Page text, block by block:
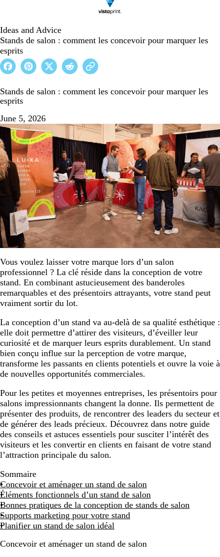
Ideas and Advice
Stands de salon : comment les concevoir pour marquer les
esprits
Stands de salon : comment les concevoir pour marquer les
esprits
June 5, 2026
Vous voulez laisser votre marque lors d’un salon
professionnel ? La clé réside dans la conception de votre
stand. En combinant astucieusement des banderoles
remarquables et des présentoirs attrayants, votre stand peut
vraiment sortir du lot.
La conception d’un stand va au-delà de sa qualité esthétique :
elle doit permettre d’attirer des visiteurs, d’éveiller leur
curiosité et de marquer leurs esprits durablement. Un stand
bien conçu influe sur la perception de votre marque,
transforme les passants en clients potentiels et ouvre la voie à
de nouvelles opportunités commerciales.
Pour les petites et moyennes entreprises, les présentoirs pour
salons impressionnants changent la donne. Ils permettent de
présenter des produits, de rencontrer des leaders du secteur et
de générer des leads précieux. Découvrez dans notre guide
des conseils et astuces essentiels pour susciter l’intérêt des
visiteurs et les convertir en clients en faisant de votre stand
l’attraction principale du salon.
Sommaire
Concevoir et aménager un stand de salon
Éléments fonctionnels d’un stand de salon
Bonnes pratiques de la conception de stands de salon
Supports marketing pour votre stand
Planifier un stand de salon idéal
Concevoir et aménager un stand de salon